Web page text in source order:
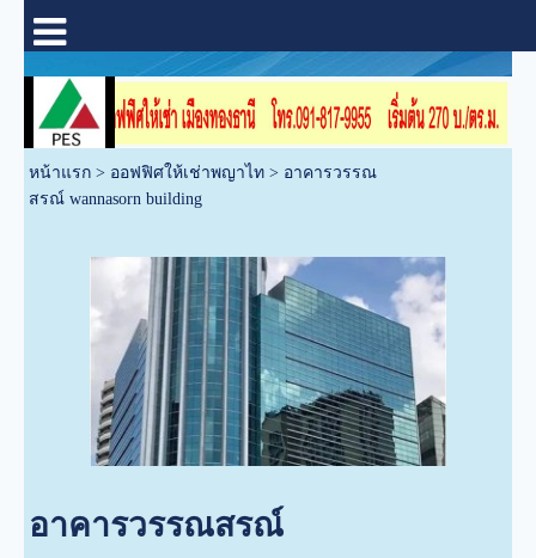
หน้าแรก > ออฟฟิศให้เช่าพญาไท > อาคารวรรณ
สรณ์ wannasorn building
อาคารวรรณสรณ์